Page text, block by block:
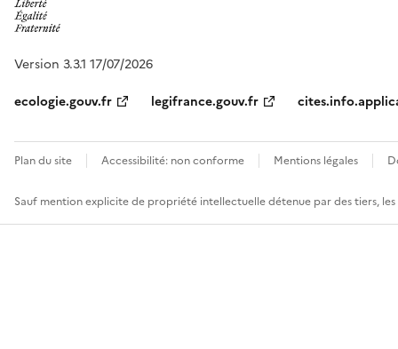
Version 3.3.1 17/07/2026
ecologie.gouv.fr
legifrance.gouv.fr
Plan du site Accessibilité: non conforme Mentions légales
Sauf mention explicite de propriété intellectuelle détenue par des tiers,